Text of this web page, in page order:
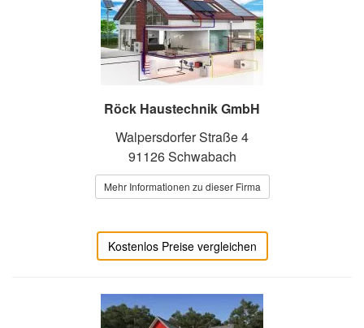
Röck Haustechnik GmbH
Walpersdorfer Straße 4
91126 Schwabach
Mehr Informationen zu dieser Firma
Kostenlos Preise vergleichen